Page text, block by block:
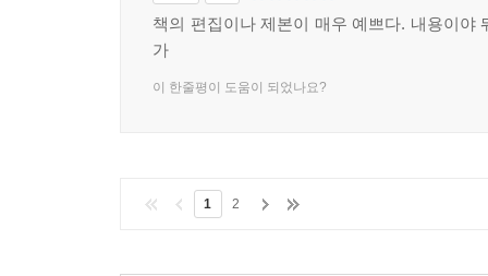
책의 편집이나 제본이 매우 예쁘다. 내용이야
가
이 한줄평이 도움이 되었나요?
1 2